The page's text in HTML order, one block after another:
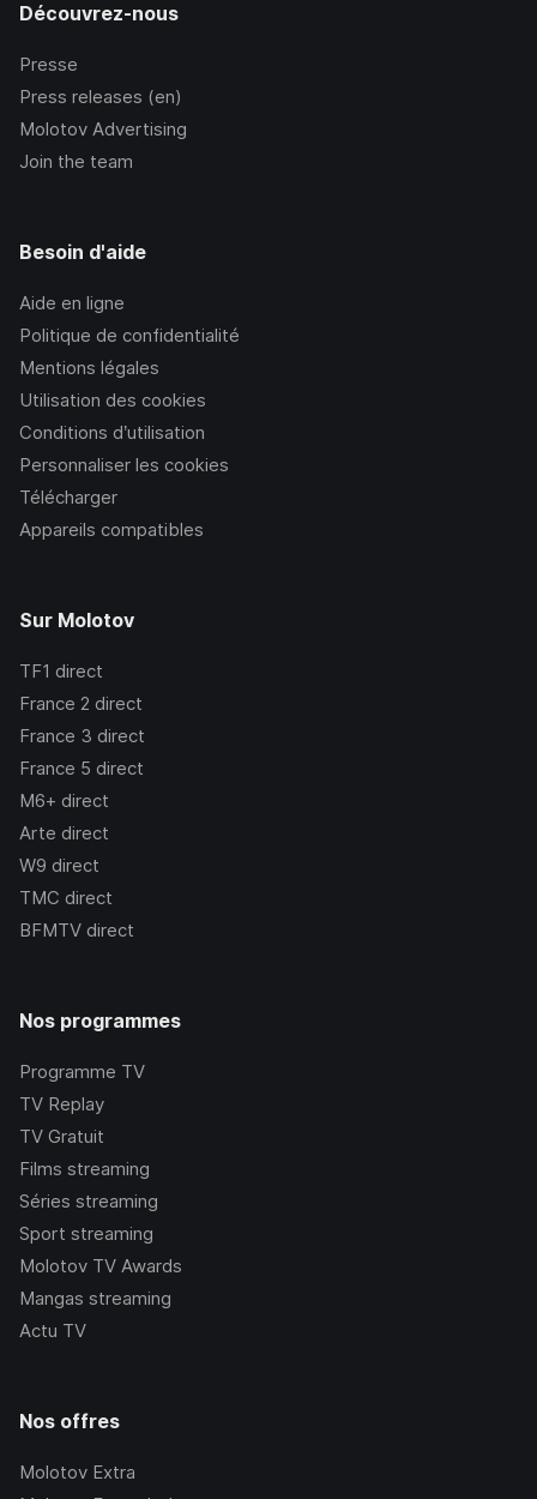
Découvrez-nous
Presse
Press releases (en)
Molotov Advertising
Join the team
Besoin d'aide
Aide en ligne
Politique de confidentialité
Mentions légales
Utilisation des cookies
Conditions d’utilisation
Personnaliser les cookies
Télécharger
Appareils compatibles
Sur Molotov
TF1 direct
France 2 direct
France 3 direct
France 5 direct
M6+ direct
Arte direct
W9 direct
TMC direct
BFMTV direct
Nos programmes
Programme TV
TV Replay
TV Gratuit
Films streaming
Séries streaming
Sport streaming
Molotov TV Awards
Mangas streaming
Actu TV
Nos offres
Molotov Extra